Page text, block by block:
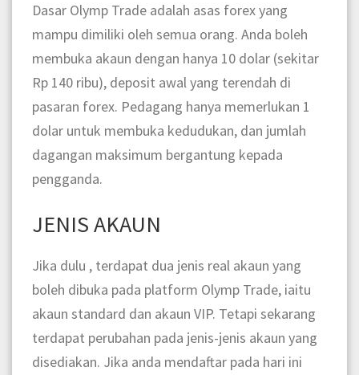
Dasar Olymp Trade adalah asas forex yang
mampu dimiliki oleh semua orang. Anda boleh
membuka akaun dengan hanya 10 dolar (sekitar
Rp 140 ribu), deposit awal yang terendah di
pasaran forex. Pedagang hanya memerlukan 1
dolar untuk membuka kedudukan, dan jumlah
dagangan maksimum bergantung kepada
pengganda.
JENIS AKAUN
Jika dulu , terdapat dua jenis real akaun yang
boleh dibuka pada platform Olymp Trade, iaitu
akaun standard dan akaun VIP. Tetapi sekarang
terdapat perubahan pada jenis-jenis akaun yang
disediakan. Jika anda mendaftar pada hari ini